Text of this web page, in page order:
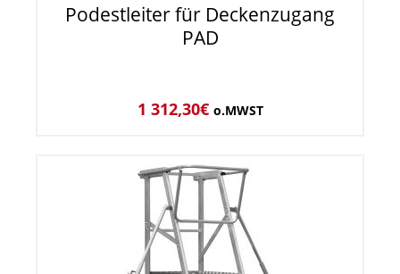
Podestleiter für Deckenzugang
PAD
1 312,30€ o.MWST